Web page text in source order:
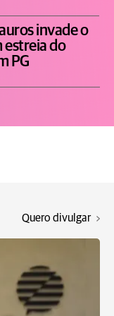
invade o
estreia do
PG
Quero divulgar